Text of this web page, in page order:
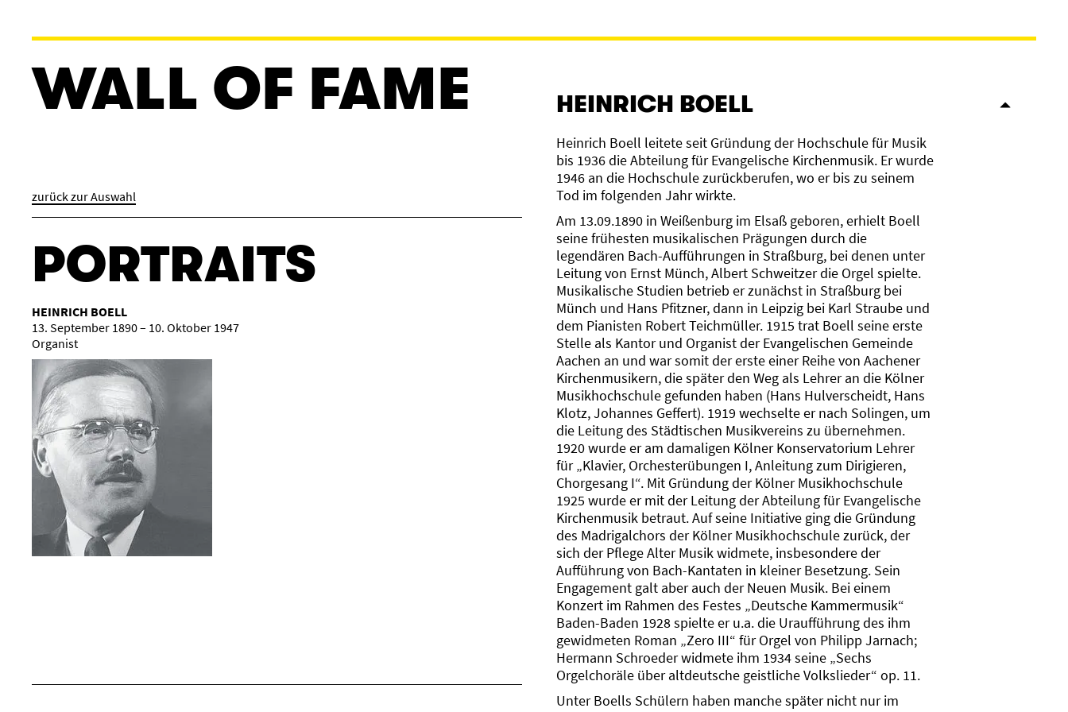
WALL OF FAME
zurück zur Auswahl
PORTRAITS
HEINRICH BOELL
13. September 1890 – 10. Oktober 1947
Organist
HEINRICH BOELL
Heinrich Boell leitete seit Gründung der Hochschule für Musik
bis 1936 die Abteilung für Evangelische Kirchenmusik. Er wurde
1946 an die Hochschule zurückberufen, wo er bis zu seinem
Tod im folgenden Jahr wirkte.
Am 13.09.1890 in Weißenburg im Elsaß geboren, erhielt Boell
seine frühesten musikalischen Prägungen durch die
legendären Bach-Aufführungen in Straßburg, bei denen unter
Leitung von Ernst Münch, Albert Schweitzer die Orgel spielte.
Musikalische Studien betrieb er zunächst in Straßburg bei
Münch und Hans Pfitzner, dann in Leipzig bei Karl Straube und
dem Pianisten Robert Teichmüller. 1915 trat Boell seine erste
Stelle als Kantor und Organist der Evangelischen Gemeinde
Aachen an und war somit der erste einer Reihe von Aachener
Kirchenmusikern, die später den Weg als Lehrer an die Kölner
Musikhochschule gefunden haben (Hans Hulverscheidt, Hans
Klotz, Johannes Geffert). 1919 wechselte er nach Solingen, um
die Leitung des Städtischen Musikvereins zu übernehmen.
1920 wurde er am damaligen Kölner Konservatorium Lehrer
für „Klavier, Orchesterübungen I, Anleitung zum Dirigieren,
Chorgesang I“. Mit Gründung der Kölner Musikhochschule
1925 wurde er mit der Leitung der Abteilung für Evangelische
Kirchenmusik betraut. Auf seine Initiative ging die Gründung
des Madrigalchors der Kölner Musikhochschule zurück, der
sich der Pflege Alter Musik widmete, insbesondere der
Aufführung von Bach-Kantaten in kleiner Besetzung. Sein
Engagement galt aber auch der Neuen Musik. Bei einem
Konzert im Rahmen des Festes „Deutsche Kammermusik“
Baden-Baden 1928 spielte er u.a. die Uraufführung des ihm
gewidmeten Roman „Zero III“ für Orgel von Philipp Jarnach;
Hermann Schroeder widmete ihm 1934 seine „Sechs
Orgelchoräle über altdeutsche geistliche Volkslieder“ op. 11.
Unter Boells Schülern haben manche später nicht nur im